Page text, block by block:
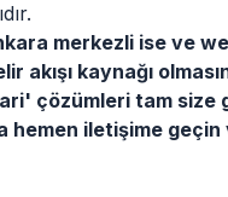
merkezli ise ve
akışı kaynağı
çözümleri tam size
hemen iletişime